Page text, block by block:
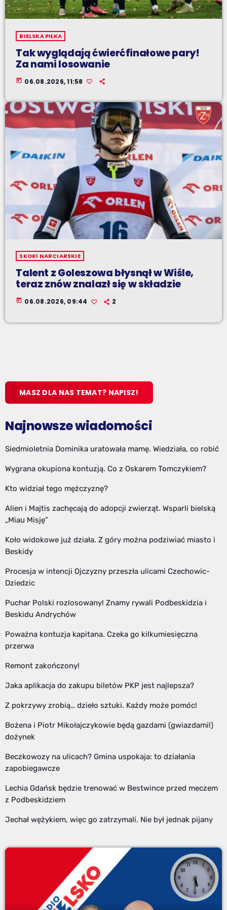
BIELSKA PIŁKA
Tak wyglądają ćwierćfinałowe pary!
Za nami losowanie
today 06.08.2026, 11:58
SKOKI NARCIARSKIE
Talent z Goleszowa błysnął w Wiśle,
teraz znów znalazł się w składzie
today 06.08.2026, 09:44 2
MASZ DLA NAS TEMAT? NAPISZ!
Najnowsze wiadomości
Siedmioletnia Dominika uratowała mamę. Wiedziała, co robić
Wygrana okupiona kontuzją. Co z Oskarem Tomczykiem?
Kto widział tego mężczyznę?
Alien i Majtis zachęcają do adopcji zwierząt. Wsparli bielską
„Miau Misję”
Koło widokowe już działa. Z góry można podziwiać miasto i
Beskidy
Procesja w intencji Ojczyzny przeszła ulicami Czechowic-
Dziedzic
Puchar Polski rozlosowany! Znamy rywali Podbeskidzia i
Beskidu Andrychów
Poważna kontuzja kapitana. Czeka go kilkumiesięczna
przerwa
Remont zakończony!
Jaka aplikacja do zakupu biletów PKP jest najlepsza?
Z pokrzywy zrobią… dzieło sztuki. Każdy może pomóc!
Bożena i Piotr Mikołajczykowie będą gazdami (gwiazdami!)
dożynek
Beczkowozy na ulicach? Gmina uspokaja: to działania
zapobiegawcze
Lechia Gdańsk będzie trenować w Bestwince przed meczem
z Podbeskidziem
Jechał wężykiem, więc go zatrzymali. Nie był jednak pijany